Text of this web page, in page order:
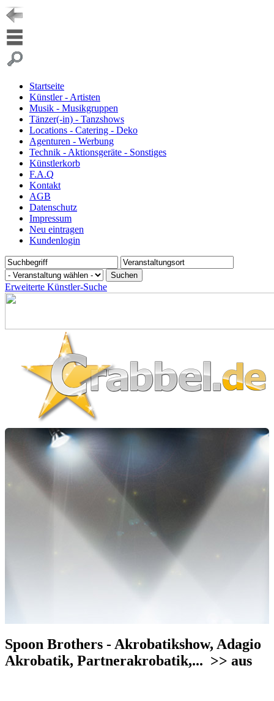
Startseite
Künstler - Artisten
Musik - Musikgruppen
Tänzer(-in) - Tanzshows
Locations - Catering - Deko
Agenturen - Werbung
Technik - Aktionsgeräte - Sonstiges
Künstlerkorb
F.A.Q
Kontakt
AGB
Datenschutz
Impressum
Neu eintragen
Kundenlogin
Erweiterte Künstler-Suche
Spoon Brothers - Akrobatikshow, Adagio
Akrobatik, Partnerakrobatik,... >> aus